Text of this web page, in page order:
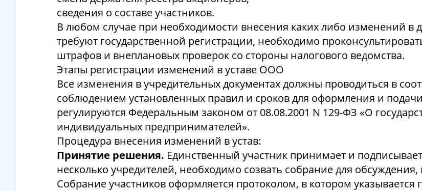
сведения о составе участников.
В любом случае при необходимости внесения каких либо изменений в
требуют государственной регистрации, необходимо
штрафов и внеплановых проверок со стороны налогового ведомства.
Этапы регистрации изменений в уставе ООО
Все изменения в учредительных документах должны проводиться в
соблюдением установленных правил и сроков для оформления и
регулируются Федеральным законом от 08.08.2001 N 129-ФЗ «О
индивидуальных предпринимателей».
Процедура внесения изменений в устав:
Принятие решения. Единственный участник принимает и
несколько учредителей, необходимо созвать собрание для
Собрание участников оформляется протоколом, в котором указывается